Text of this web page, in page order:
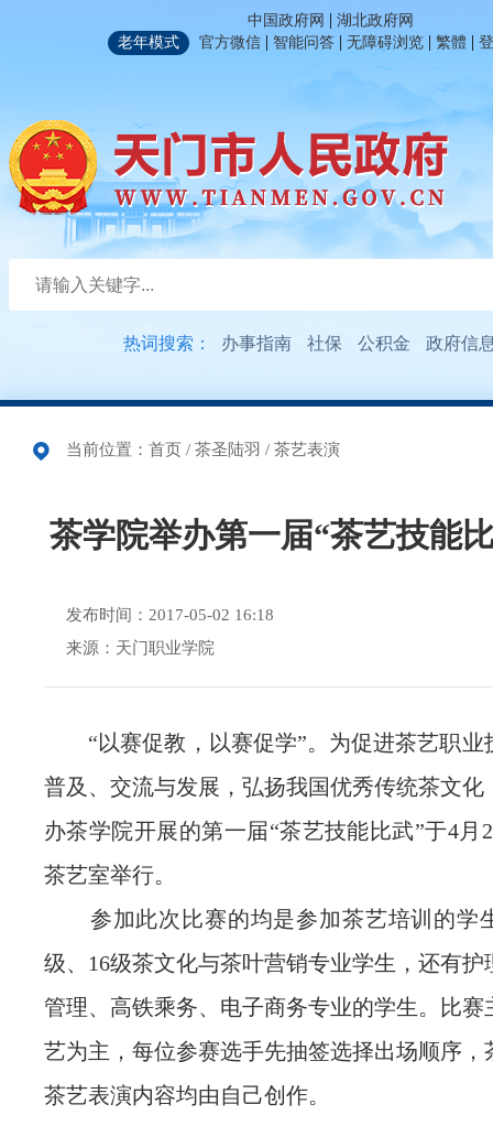
中国政府网 | 湖北政府网
老年模式
官方微信 | 智能问答 | 无障碍浏览 | 繁體 |
热词搜索： 办事指南 社保 公积金 政府信
当前位置： 首页 / 茶圣陆羽 / 茶艺表演
茶学院举办第一届“茶艺技能
发布时间：2017-05-02 16:18
来源：天门职业学院
“以赛促教，以赛促学”。为促进茶艺职业
普及、交流与发展，弘扬我国优秀传统茶文化
办茶学院开展的第一届“茶艺技能比武”于4月
茶艺室举行。
参加此次比赛的均是参加茶艺培训的学
级、16级茶文化与茶叶营销专业学生，还有护
管理、高铁乘务、电子商务专业的学生。比赛
艺为主，每位参赛选手先抽签选择出场顺序，
茶艺表演内容均由自己创作。